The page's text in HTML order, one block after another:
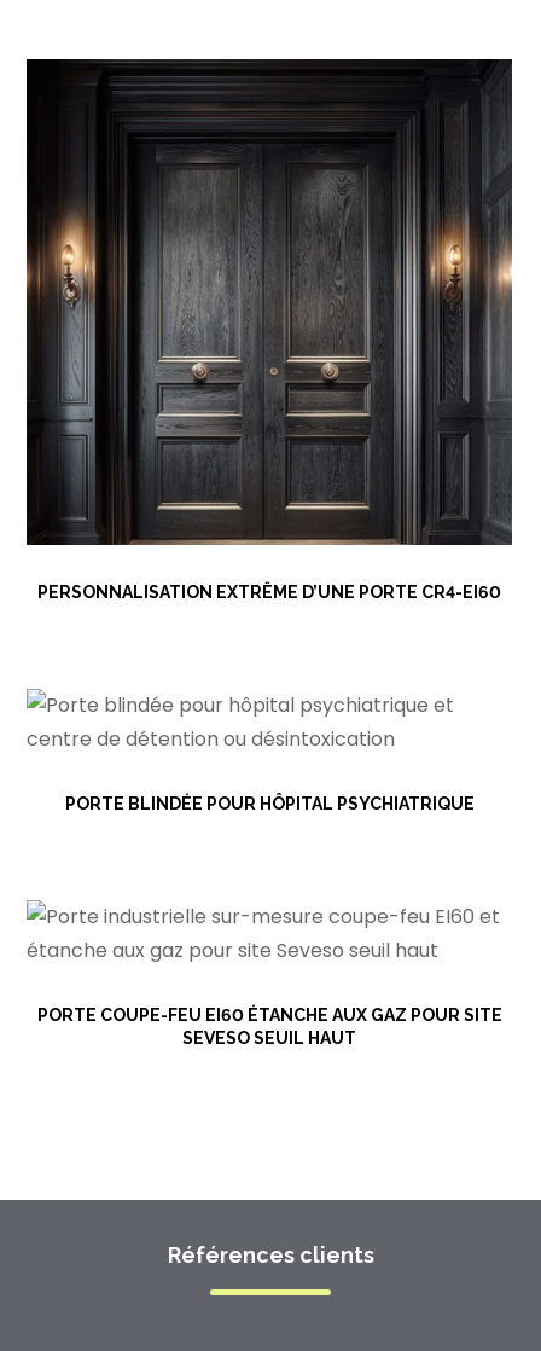
PERSONNALISATION EXTRÊME D’UNE PORTE CR4-EI60
PORTE BLINDÉE POUR HÔPITAL PSYCHIATRIQUE
PORTE COUPE-FEU EI60 ÉTANCHE AUX GAZ POUR SITE
SEVESO SEUIL HAUT
Références clients